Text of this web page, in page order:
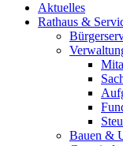
Aktuelles
Rathaus &
Bauen &